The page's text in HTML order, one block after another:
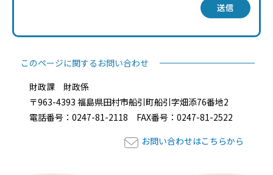
送信
このページに関するお問い合わせ
財政課 財政係
〒963-4393 福島県田村市船引町船引字畑添76番地2
電話番号：0247-81-2118 FAX番号：0247-81-2522
お問い合わせはこちらから